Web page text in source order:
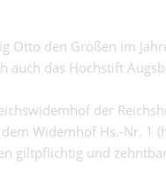
Otto den Großen im
auch das Hochstift
der
Widemhof Hs.-Nr. 1
giltpflichtig und